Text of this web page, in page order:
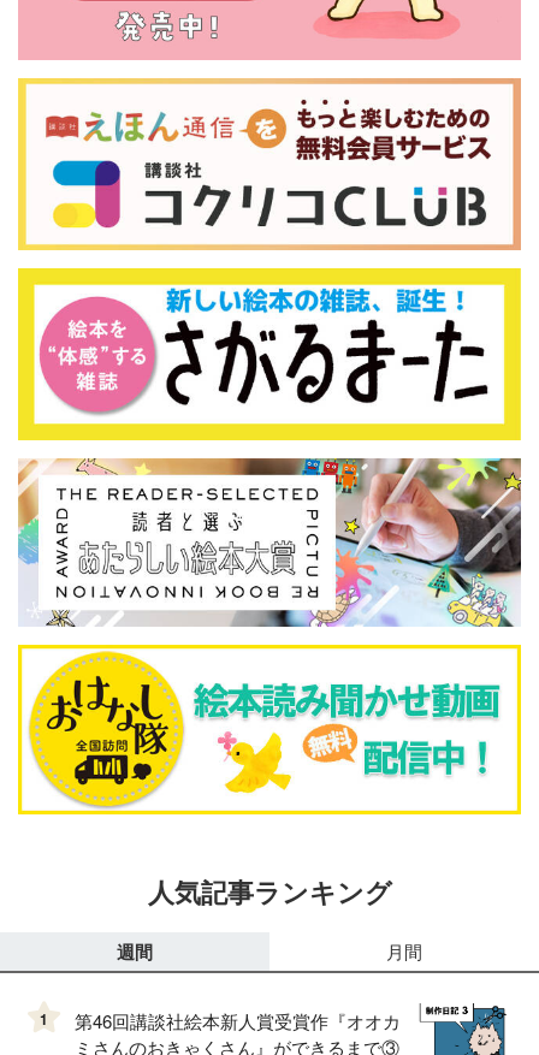
人気記事ランキング
週間 月間
1
第46回講談社絵本新人賞受賞作『オオカ
ミさんのおきゃくさん』ができるまで③